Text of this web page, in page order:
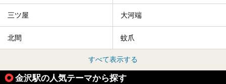
三ツ屋 大河端
北間 蚊爪
すべて表示する
金沢駅の人気テーマから探す